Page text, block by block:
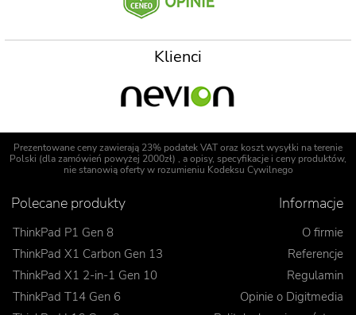
Klienci
Prezentowane ceny zawierają 23% podatek VAT oraz koszt wysyłki na terenie
Polski (dla zamówień powyżej 2000zł) , a opisy, specyfikacje i ceny produktów,
nie stanowią oferty w rozumieniu Kodeksu Cywilnego
Polecane produkty
ThinkPad P1 Gen 8
ThinkPad X1 Carbon Gen 13
ThinkPad X1 2-in-1 Gen 10
ThinkPad T14 Gen 6
Informacje
O firmie
Referencje
Regulamin
Opinie o Digitmedia